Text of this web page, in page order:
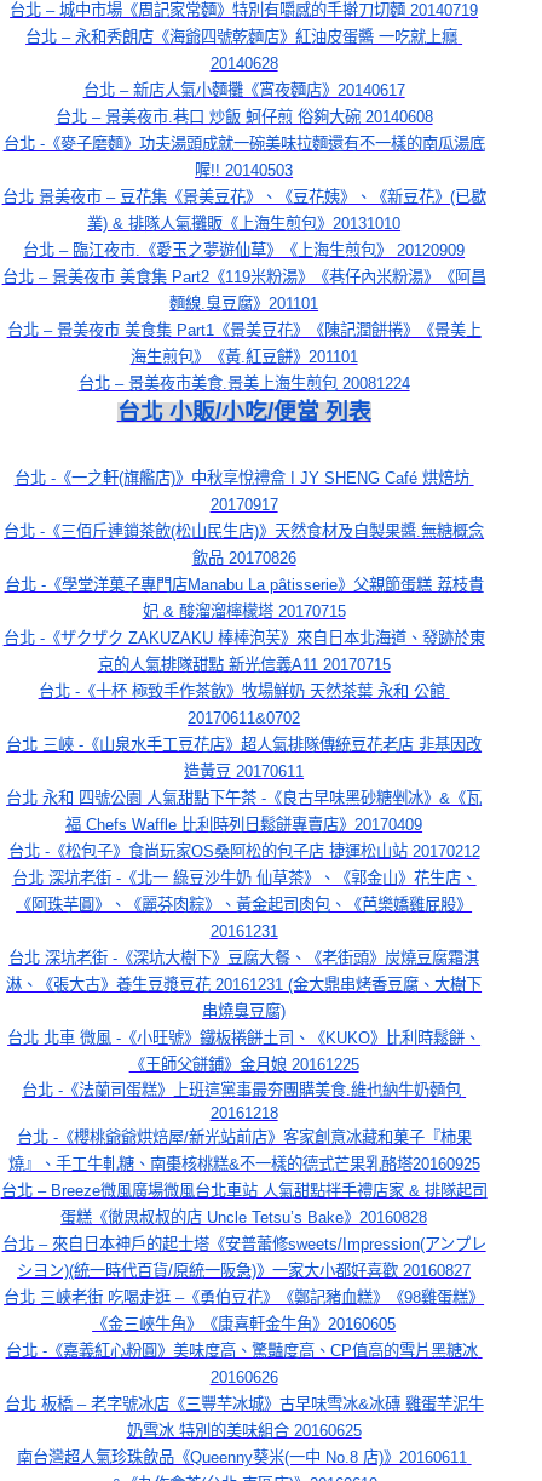
台北 – 城中市場《周記家常麵》特別有嚼感的手擀刀切麵 20140719
台北 – 永和秀朗店《海爺四號乾麵店》紅油皮蛋醬 一吃就上癮
20140628
台北 – 新店人氣小麵攤《宵夜麵店》20140617
台北 – 景美夜市.巷口 炒飯 蚵仔煎 俗夠大碗 20140608
台北 -《麥子磨麵》功夫湯頭成就一碗美味拉麵還有不一樣的南瓜湯底
喔!! 20140503
台北 景美夜市 – 豆花集《景美豆花》、《豆花姨》、《新豆花》(已歇
業) & 排隊人氣攤販《上海生煎包》20131010
台北 – 臨江夜市.《愛玉之夢遊仙草》《上海生煎包》 20120909
台北 – 景美夜市 美食集 Part2《119米粉湯》《巷仔內米粉湯》《阿昌
麵線.臭豆腐》201101
台北 – 景美夜市 美食集 Part1《景美豆花》《陳記潤餅捲》《景美上
海生煎包》《黃.紅豆餅》201101
台北 – 景美夜市美食.景美上海生煎包 20081224
台北 小販/小吃/便當 列表
台北 -《一之軒(旗艦店)》中秋享悅禮盒 I JY SHENG Café 烘焙坊
20170917
台北 -《三佰斤連鎖茶飲(松山民生店)》天然食材及自製果醬.無糖概念
飲品 20170826
台北 -《學堂洋菓子專門店Manabu La pâtisserie》父親節蛋糕 荔枝貴
妃 & 酸溜溜檸檬塔 20170715
台北 -《ザクザク ZAKUZAKU 棒棒泡芙》來自日本北海道、發跡於東
京的人氣排隊甜點 新光信義A11 20170715
台北 -《十杯 極致手作茶飲》牧場鮮奶 天然茶葉 永和 公館
20170611&0702
台北 三峽 -《山泉水手工豆花店》超人氣排隊傳統豆花老店 非基因改
造黃豆 20170611
台北 永和 四號公園 人氣甜點下午茶 -《良古早味黑砂糖剉冰》&《瓦
福 Chefs Waffle 比利時列日鬆餅專賣店》20170409
台北 -《松包子》食尚玩家OS桑阿松的包子店 捷運松山站 20170212
台北 深坑老街 -《北一 綠豆沙牛奶 仙草茶》、《郭金山》花生店、
《阿珠芋圓》、《麗芬肉粽》、黃金起司肉包、《芭樂嬌雞屁股》
20161231
台北 深坑老街 -《深坑大樹下》豆腐大餐、《老街頭》炭燒豆腐霜淇
淋、《張大古》養生豆漿豆花 20161231 (金大鼎串烤香豆腐、大樹下
串燒臭豆腐)
台北 北車 微風 -《小旺號》鐵板捲餅土司、《KUKO》比利時鬆餅、
《王師父餅鋪》金月娘 20161225
台北 -《法蘭司蛋糕》上班這黨事最夯團購美食.維也納牛奶麵包
20161218
台北 -《櫻桃爺爺烘焙屋/新光站前店》客家創意冰藏和菓子『柿果
燒』、手工牛軋糖、南棗核桃糕&不一樣的德式芒果乳酪塔20160925
台北 – Breeze微風廣場微風台北車站 人氣甜點拌手禮店家 & 排隊起司
蛋糕《徹思叔叔的店 Uncle Tetsu’s Bake》20160828
台北 – 來自日本神戶的起士塔《安普蕾修sweets/Impression(アンプレ
シヨン)(統一時代百貨/原統一阪急)》一家大小都好喜歡 20160827
台北 三峽老街 吃喝走逛 –《勇伯豆花》《鄭記豬血糕》《98雞蛋糕》
《金三峽牛角》《康喜軒金牛角》20160605
台北 -《嘉義紅心粉圓》美味度高、驚豔度高、CP值高的雪片黑糖冰
20160626
台北 板橋 – 老字號冰店《三豐芋冰城》古早味雪冰&冰磚 雞蛋芋泥牛
奶雪冰 特別的美味組合 20160625
南台灣超人氣珍珠飲品《Queenny葵米(一中 No.8 店)》20160611